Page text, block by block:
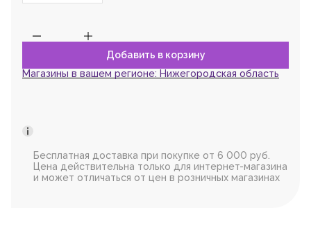
Магазины в вашем регионе: Нижегородская область
Бесплатная доставка при покупке от 6 000 руб.
Цена действительна только для интернет-магазина
и может отличаться от цен в розничных магазинах